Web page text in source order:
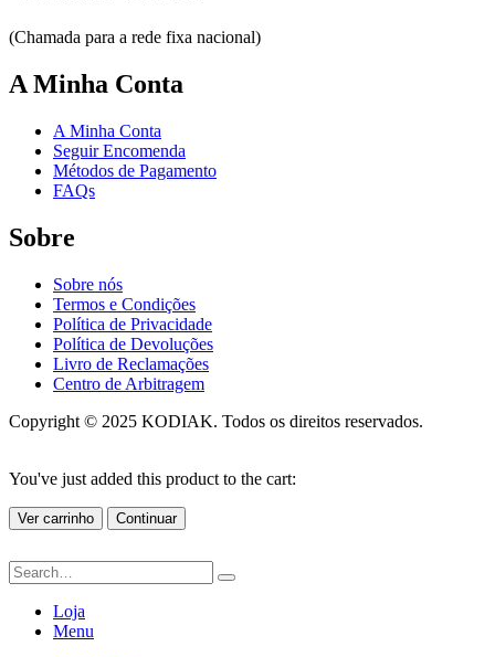
(Chamada para a rede fixa nacional)
A Minha Conta
A Minha Conta
Seguir Encomenda
Métodos de Pagamento
FAQs
Sobre
Sobre nós
Termos e Condições
Política de Privacidade
Política de Devoluções
Livro de Reclamações
Centro de Arbitragem
Copyright © 2025 KODIAK. Todos os direitos reservados.
You've just added this product to the cart:
Ver carrinho Continuar
Loja
Menu